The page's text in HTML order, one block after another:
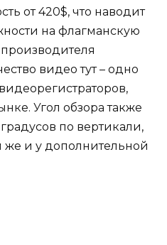
от 420$, что наводит
на флагманскую
видео тут – одно
Угол обзора также
по вертикали,
же и у дополнительной